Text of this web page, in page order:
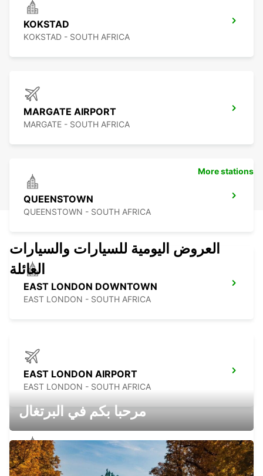
KOKSTAD
KOKSTAD - SOUTH AFRICA
MARGATE AIRPORT
MARGATE - SOUTH AFRICA
QUEENSTOWN
QUEENSTOWN - SOUTH AFRICA
EAST LONDON DOWNTOWN
EAST LONDON - SOUTH AFRICA
EAST LONDON AIRPORT
EAST LONDON - SOUTH AFRICA
BISHO
More stations
العروض اليومية للسيارات والسيارات
العائلة
مرحبا بكم في البرتغال